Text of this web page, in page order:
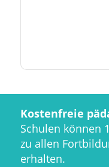
Kostenfreie
Schulen können
zu allen
erhalten.